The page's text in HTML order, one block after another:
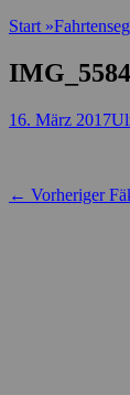
Start »
IMG_5584
Posted
16. März 2017
← Vorheriger